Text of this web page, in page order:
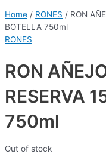
Home / RONES / RON
BOTELLA 750ml
RONES
RON
RESERVA
750ml
Out of stock